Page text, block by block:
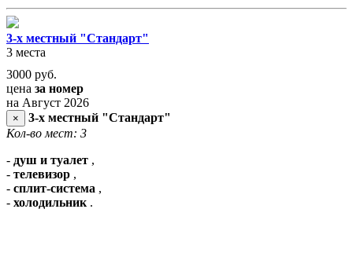
3-х местный "Стандарт"
3 места
3000 руб.
цена за номер
на Август 2026
×
3-х местный "Стандарт"
Кол-во мест: 3
- душ и туалет ,
- телевизор ,
- сплит-система ,
- холодильник .